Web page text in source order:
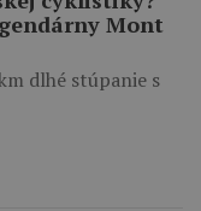
Mont
dlhé stúpanie s